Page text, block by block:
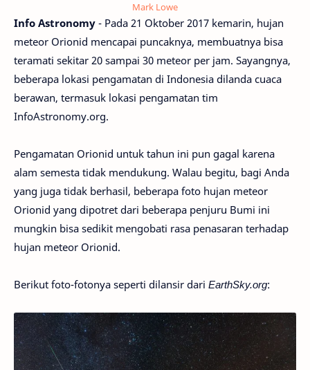
Mark Lowe
Info Astronomy - Pada 21 Oktober 2017 kemarin, hujan
meteor Orionid mencapai puncaknya, membuatnya bisa
teramati sekitar 20 sampai 30 meteor per jam. Sayangnya,
beberapa lokasi pengamatan di Indonesia dilanda cuaca
berawan, termasuk lokasi pengamatan tim
InfoAstronomy.org.
Pengamatan Orionid untuk tahun ini pun gagal karena
alam semesta tidak mendukung. Walau begitu, bagi Anda
yang juga tidak berhasil, beberapa foto hujan meteor
Orionid yang dipotret dari beberapa penjuru Bumi ini
mungkin bisa sedikit mengobati rasa penasaran terhadap
hujan meteor Orionid.
Berikut foto-fotonya seperti dilansir dari EarthSky.org: